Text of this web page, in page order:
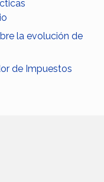
la evolución de
de Impuestos